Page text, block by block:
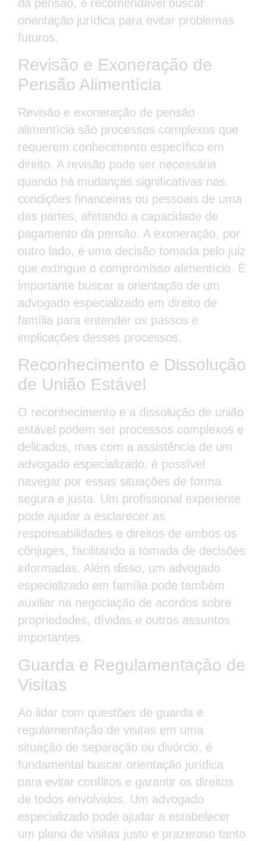
da pensão, é recomendável buscar
orientação jurídica para evitar problemas
futuros.
Revisão e Exoneração de
Pensão Alimentícia
Revisão e exoneração de pensão
alimentícia são processos complexos que
requerem conhecimento específico em
direito. A revisão pode ser necessária
quando há mudanças significativas nas
condições financeiras ou pessoais de uma
das partes, afetando a capacidade de
pagamento da pensão. A exoneração, por
outro lado, é uma decisão tomada pelo juiz
que extingue o compromisso alimentício. É
importante buscar a orientação de um
advogado especializado em direito de
família para entender os passos e
implicações desses processos.
Reconhecimento e Dissolução
de União Estável
O reconhecimento e a dissolução de união
estável podem ser processos complexos e
delicados, mas com a assistência de um
advogado especializado, é possível
navegar por essas situações de forma
segura e justa. Um profissional experiente
pode ajudar a esclarecer as
responsabilidades e direitos de ambos os
cônjuges, facilitando a tomada de decisões
informadas. Além disso, um advogado
especializado em família pode também
auxiliar na negociação de acordos sobre
propriedades, dívidas e outros assuntos
importantes.
Guarda e Regulamentação de
Visitas
Ao lidar com questões de guarda e
regulamentação de visitas em uma
situação de separação ou divórcio, é
fundamental buscar orientação jurídica
para evitar conflitos e garantir os direitos
de todos envolvidos. Um advogado
especializado pode ajudar a estabelecer
um plano de visitas justo e prazeroso tanto